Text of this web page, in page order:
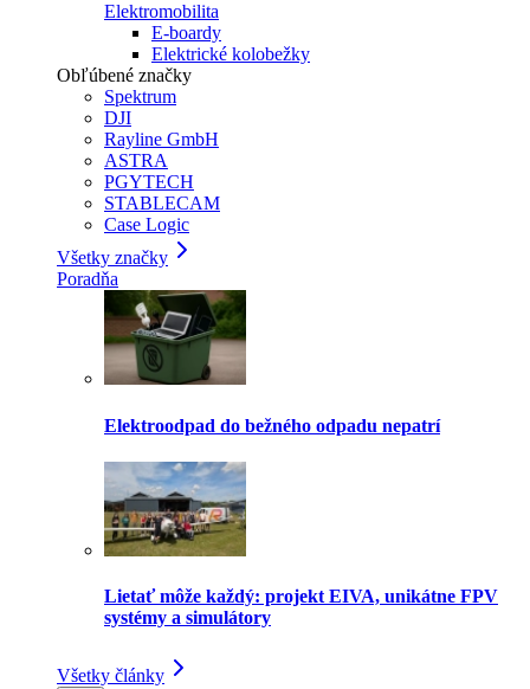
Elektromobilita
E-boardy
Elektrické kolobežky
Obľúbené značky
Spektrum
DJI
Rayline GmbH
ASTRA
PGYTECH
STABLECAM
Case Logic
Všetky značky
Poradňa
Elektroodpad do bežného odpadu nepatrí
Lietať môže každý: projekt EIVA, unikátne FPV
systémy a simulátory
Všetky články